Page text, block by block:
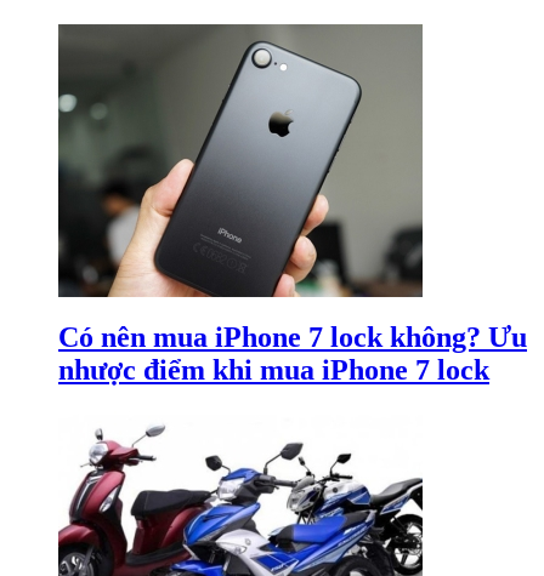
Có nên mua iPhone 7 lock không? Ưu
nhược điểm khi mua iPhone 7 lock